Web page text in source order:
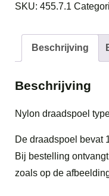
29177
SKU: 455.7.1
Beschrijving
Beschrijving
Nylon draadspoel
De draadspoel bevat
Bij bestelling
zoals op de